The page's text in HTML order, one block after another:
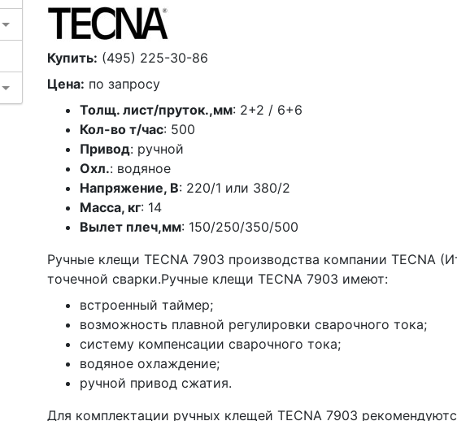
Купить: (495) 225-30-86
Цена: по запросу
Толщ. лист/пруток.,мм: 2+2 / 6+6
Кол-во т/час: 500
Привод: ручной
Охл.: водяное
Напряжение, В: 220/1 или 380/2
Масса, кг: 14
Вылет плеч,мм: 150/250/350/500
Ручные клещи TECNA 7903 производства компании TECNA
точечной сварки.Ручные клещи TECNA 7903 имеют:
встроенный таймер;
возможность плавной регулировки сварочного тока;
систему компенсации сварочного тока;
водяное охлаждение;
ручной привод сжатия.
Для комплектации ручных клещей TECNA 7903